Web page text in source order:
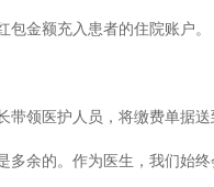
包金额充入患者的住院账户。
带领医护人员，将缴费单据
多余的。作为医生，我们始